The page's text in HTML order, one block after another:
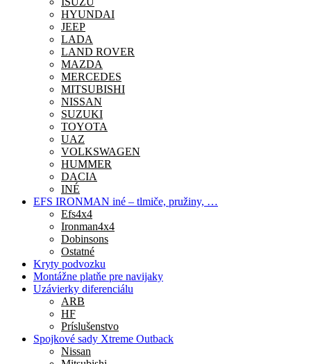
HYUNDAI
JEEP
LADA
LAND ROVER
MAZDA
MERCEDES
MITSUBISHI
NISSAN
SUZUKI
TOYOTA
UAZ
VOLKSWAGEN
HUMMER
DACIA
INÉ
EFS IRONMAN iné – tlmiče, pružiny, …
Efs4x4
Ironman4x4
Dobinsons
Ostatné
Kryty podvozku
Montážne platňe pre navijaky
Uzávierky diferenciálu
ARB
HF
Príslušenstvo
Spojkové sady Xtreme Outback
Nissan